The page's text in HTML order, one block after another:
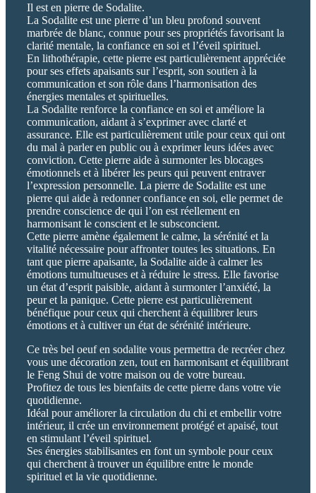
Il est en pierre de Sodalite.
La Sodalite est une pierre d’un bleu profond souvent
marbrée de blanc, connue pour ses propriétés favorisant la
clarité mentale, la confiance en soi et l’éveil spirituel.
En lithothérapie, cette pierre est particulièrement appréciée
pour ses effets apaisants sur l’esprit, son soutien à la
communication et son rôle dans l’harmonisation des
énergies mentales et spirituelles.
La Sodalite renforce la confiance en soi et améliore la
communication, aidant à s’exprimer avec clarté et
assurance. Elle est particulièrement utile pour ceux qui ont
du mal à parler en public ou à exprimer leurs idées avec
conviction. Cette pierre aide à surmonter les blocages
émotionnels et à libérer les peurs qui peuvent entraver
l’expression personnelle. La pierre de Sodalite est une
pierre qui aide à redonner confiance en soi, elle permet de
prendre conscience de qui l’on est réellement en
harmonisant le conscient et le subsconcient.
Cette pierre amène également le calme, la sérénité et la
vitalité nécessaire pour affronter toutes les situations. En
tant que pierre apaisante, la Sodalite aide à calmer les
émotions tumultueuses et à réduire le stress. Elle favorise
un état d’esprit paisible, aidant à surmonter l’anxiété, la
peur et la panique. Cette pierre est particulièrement
bénéfique pour ceux qui cherchent à équilibrer leurs
émotions et à cultiver un état de sérénité intérieure.
Ce très bel oeuf en sodalite vous permettra de recréer chez
vous une décoration zen, tout en harmonisant et équilibrant
le Feng Shui de votre maison ou de votre bureau.
Profitez de tous les bienfaits de cette pierre dans votre vie
quotidienne.
Idéal pour améliorer la circulation du chi et embellir votre
intérieur, il crée un environnement protégé et apaisé, tout
en stimulant l’éveil spirituel.
Ses énergies stabilisantes en font un symbole pour ceux
qui cherchent à trouver un équilibre entre le monde
spirituel et la vie quotidienne.